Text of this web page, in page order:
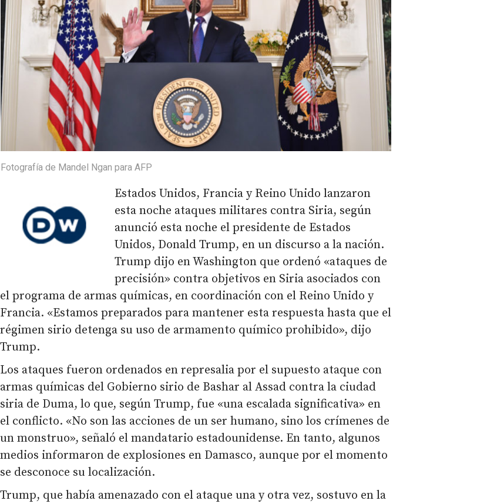
Fotografía de Mandel Ngan para AFP
Estados Unidos, Francia y Reino Unido lanzaron
esta noche ataques militares contra Siria, según
anunció esta noche el presidente de Estados
Unidos, Donald Trump, en un discurso a la nación.
Trump dijo en Washington que ordenó «ataques de
precisión» contra objetivos en Siria asociados con
el programa de armas químicas, en coordinación con el Reino Unido y
Francia. «Estamos preparados para mantener esta respuesta hasta que el
régimen sirio detenga su uso de armamento químico prohibido», dijo
Trump.
Los ataques fueron ordenados en represalia por el supuesto ataque con
armas químicas del Gobierno sirio de Bashar al Assad contra la ciudad
siria de Duma, lo que, según Trump, fue «una escalada significativa» en
el conflicto. «No son las acciones de un ser humano, sino los crímenes de
un monstruo», señaló el mandatario estadounidense. En tanto, algunos
medios informaron de explosiones en Damasco, aunque por el momento
se desconoce su localización.
Trump, que había amenazado con el ataque una y otra vez, sostuvo en la